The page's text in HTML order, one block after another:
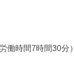
働時間7時間30分）